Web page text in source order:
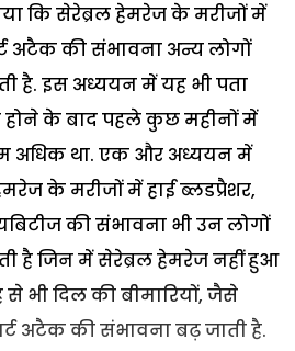
कि सेरेब्रल हेमरेज के मरीजों में
अटैक की संभावना अन्य लोगों
है. इस अध्ययन में यह भी पता
होने के बाद पहले कुछ महीनों में
अधिक था. एक और अध्ययन में
के मरीजों में हाई ब्लडप्रैशर,
की संभावना भी उन लोगों
है जिन में सेरेब्रल हेमरेज नहीं हुआ
भी दिल की बीमारियों, जैसे
अटैक की संभावना बढ़ जाती है.